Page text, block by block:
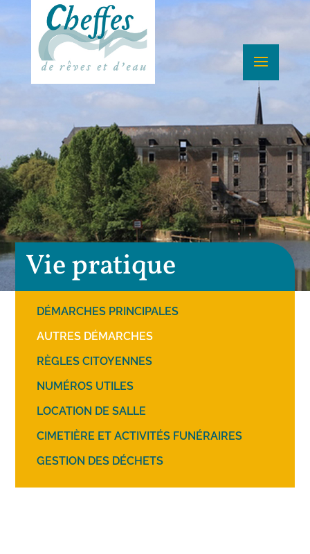
Vie pratique
DÉMARCHES PRINCIPALES
AUTRES DÉMARCHES
RÈGLES CITOYENNES
NUMÉROS UTILES
LOCATION DE SALLE
CIMETIÈRE ET ACTIVITÉS FUNÉRAIRES
GESTION DES DÉCHETS